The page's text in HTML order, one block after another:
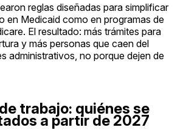
reglas diseñadas para simplificar
en Medicaid como en programas de
El resultado: más trámites para
y más personas que caen del
administrativos, no porque dejen de
trabajo: quiénes se
a partir de 2027